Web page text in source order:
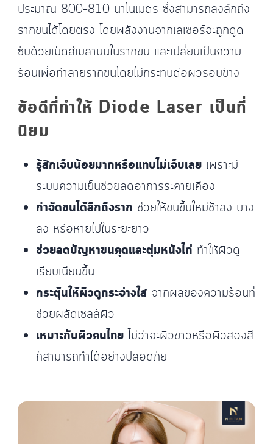
ประมาณ 800–810 นาโนเมตร ซึ่งสามารถลงลึกถึง
รากขนได้โดยตรง โดยพลังงานจากเลเซอร์จะถูกดูด
ซับด้วยเม็ดสีเมลานินในรากขน และเปลี่ยนเป็นความ
ร้อนเพื่อทำลายรากขนโดยไม่กระทบต่อผิวรอบข้าง
ข้อดีที่ทำให้ Diode Laser เป็นที่
นิยม
รู้สึกเจ็บน้อยมากหรือแทบไม่เจ็บเลย เพราะมี
ระบบความเย็นช่วยลดอาการระคายเคือง
กำจัดขนได้ลึกถึงราก ช่วยให้ขนขึ้นใหม่ช้าลง บาง
ลง หรือหายไปในระยะยาว
ช่วยลดปัญหาขนคุดและตุ่มหนังไก่ ทำให้ผิวดู
เรียบเนียนขึ้น
กระตุ้นให้ผิวดูกระจ่างใส จากผลของความร้อนที่
ช่วยผลัดเซลล์ผิว
เหมาะกับผิวคนไทย ไม่ว่าจะผิวขาวหรือผิวสองสี
ก็สามารถทำได้อย่างปลอดภัย